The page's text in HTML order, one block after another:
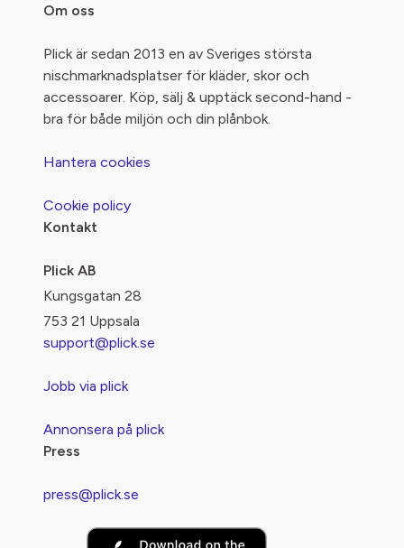
Om oss
Plick är sedan 2013 en av Sveriges största
nischmarknadsplatser för kläder, skor och
accessoarer. Köp, sälj & upptäck second-hand -
bra för både miljön och din plånbok.
Hantera cookies
Cookie policy
Kontakt
Plick AB
Kungsgatan 28
753 21 Uppsala
support@plick.se
Jobb via plick
Annonsera på plick
Press
press@plick.se